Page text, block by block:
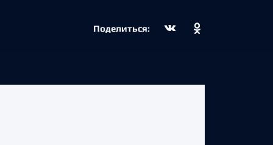
Поделиться: